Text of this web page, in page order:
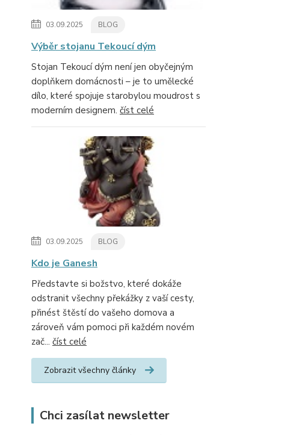
03.09.2025 BLOG
Výběr stojanu Tekoucí dým
Stojan Tekoucí dým není jen obyčejným
doplňkem domácnosti – je to umělecké
dílo, které spojuje starobylou moudrost s
moderním designem. číst celé
03.09.2025 BLOG
Kdo je Ganesh
Představte si božstvo, které dokáže
odstranit všechny překážky z vaší cesty,
přinést štěstí do vašeho domova a
zároveň vám pomoci při každém novém
zač... číst celé
Zobrazit všechny články
Chci zasílat newsletter